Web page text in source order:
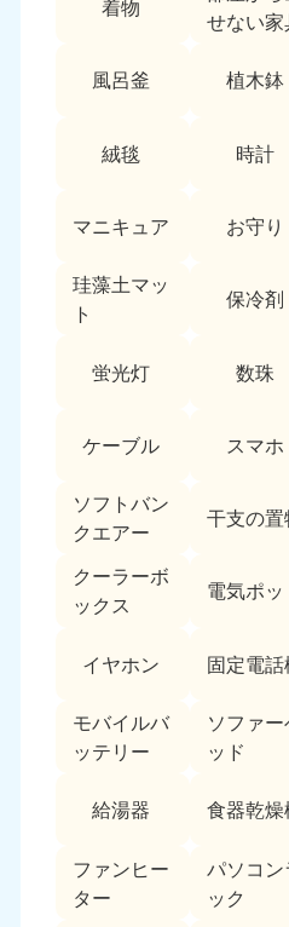
着物
せない家
風呂釜 植木鉢
絨毯 時計
マニキュア お守り
珪藻土マッ
ト
保冷剤
蛍光灯 数珠
ケーブル スマホ
ソフトバン
クエアー
干支の置
クーラーボ
ックス
電気ポッ
イヤホン 固定電話
モバイルバ
ッテリー
ソファー
ッド
給湯器 食器乾燥
ファンヒー
ター
パソコン
ック
050-1880-9892